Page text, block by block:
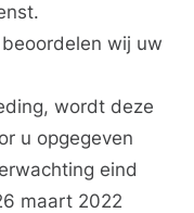
wij uw
wordt deze
u opgegeven
eind
maart 2022